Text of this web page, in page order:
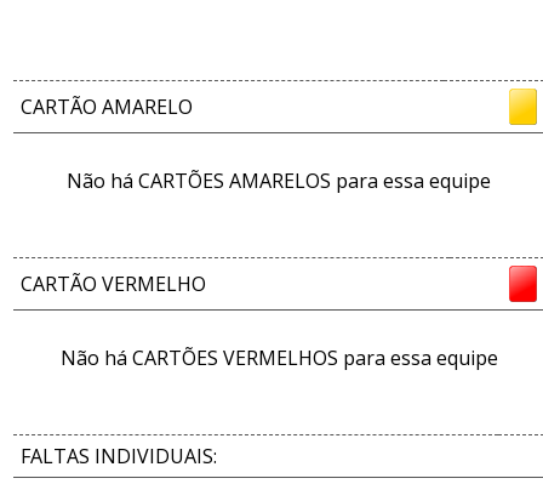
CARTÃO AMARELO
Não há CARTÕES AMARELOS para essa equipe
CARTÃO VERMELHO
Não há CARTÕES VERMELHOS para essa equipe
FALTAS INDIVIDUAIS: